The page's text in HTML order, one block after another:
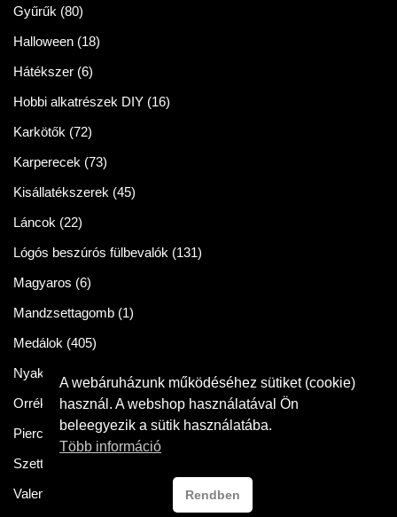
Gyűrűk (80)
Halloween (18)
Hátékszer (6)
Hobbi alkatrészek DIY (16)
Karkötők (72)
Karperecek (73)
Kisállatékszerek (45)
Láncok (22)
Lógós beszúrós fülbevalók (131)
Magyaros (6)
Mandzsettagomb (1)
Medálok (405)
Nyakláncok
(86)
Orrékszer (2)
Piercingek (11)
Szettek
Valentin napra
A webáruházunk működéséhez sütiket (cookie)
használ. A webshop használatával Ön
beleegyezik a sütik használatába.
Több információ
Rendben